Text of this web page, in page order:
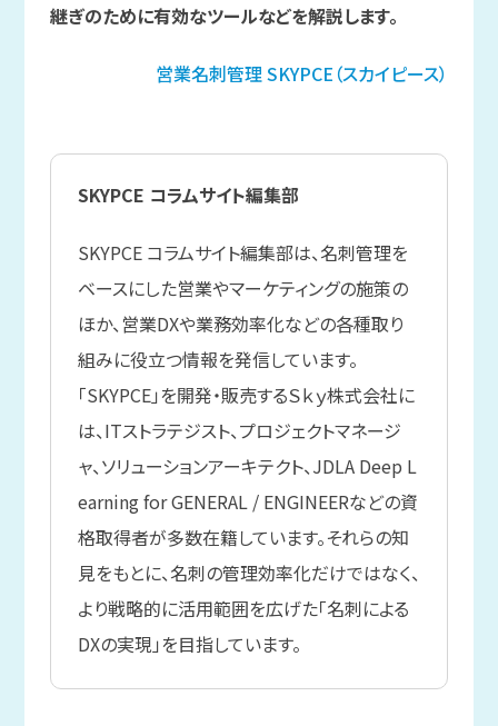
継ぎのために有効なツールなどを解説します。
営業名刺管理SKYPCE（スカイピース）
SKYPCE コラムサイト編集部
SKYPCE コラムサイト編集部は、名刺管理を
ベースにした営業やマーケティングの施策の
ほか、営業DXや業務効率化などの各種取り
組みに役立つ情報を発信しています。
「SKYPCE」を開発・販売するＳｋｙ株式会社に
は、ITストラテジスト、プロジェクトマネージ
ャ、ソリューションアーキテクト、JDLA Deep L
earning for GENERAL / ENGINEERなどの資
格取得者が多数在籍しています。それらの知
見をもとに、名刺の管理効率化だけではなく、
より戦略的に活用範囲を広げた「名刺による
DXの実現」を目指しています。